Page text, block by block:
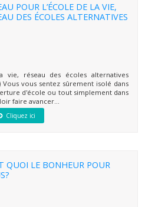
POUR L’ÉCOLE DE LA VIE,
DES ÉCOLES ALTERNATIVES
vie, réseau des écoles alternatives
vous sentez sûrement isolé dans
d'école ou tout simplement dans
faire avancer...
Cliquez ici
QUOI LE BONHEUR POUR